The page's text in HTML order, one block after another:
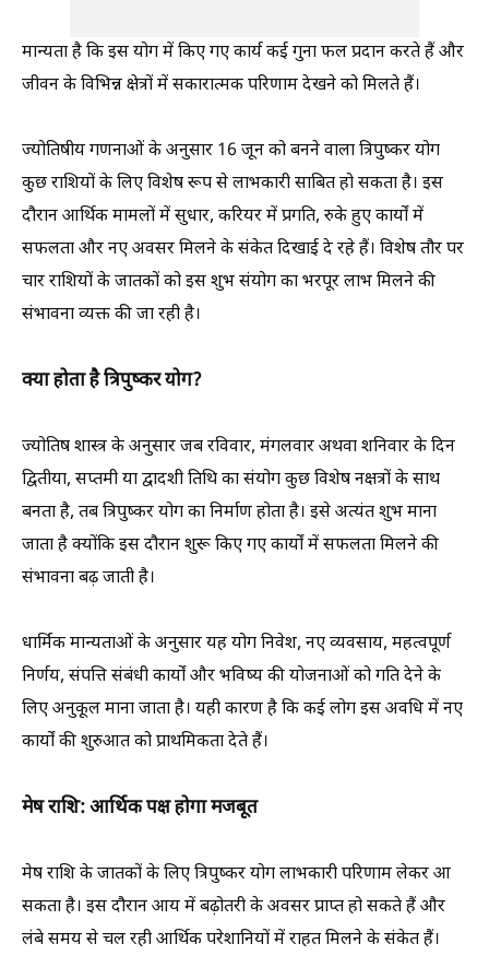
मान्यता है कि इस योग में किए गए कार्य कई गुना फल प्रदान करते हैं और
जीवन के विभिन्न क्षेत्रों में सकारात्मक परिणाम देखने को मिलते हैं।
ज्योतिषीय गणनाओं के अनुसार 16 जून को बनने वाला त्रिपुष्कर योग
कुछ राशियों के लिए विशेष रूप से लाभकारी साबित हो सकता है। इस
दौरान आर्थिक मामलों में सुधार, करियर में प्रगति, रुके हुए कार्यों में
सफलता और नए अवसर मिलने के संकेत दिखाई दे रहे हैं। विशेष तौर पर
चार राशियों के जातकों को इस शुभ संयोग का भरपूर लाभ मिलने की
संभावना व्यक्त की जा रही है।
क्या होता है त्रिपुष्कर योग?
ज्योतिष शास्त्र के अनुसार जब रविवार, मंगलवार अथवा शनिवार के दिन
द्वितीया, सप्तमी या द्वादशी तिथि का संयोग कुछ विशेष नक्षत्रों के साथ
बनता है, तब त्रिपुष्कर योग का निर्माण होता है। इसे अत्यंत शुभ माना
जाता है क्योंकि इस दौरान शुरू किए गए कार्यों में सफलता मिलने की
संभावना बढ़ जाती है।
धार्मिक मान्यताओं के अनुसार यह योग निवेश, नए व्यवसाय, महत्वपूर्ण
निर्णय, संपत्ति संबंधी कार्यों और भविष्य की योजनाओं को गति देने के
लिए अनुकूल माना जाता है। यही कारण है कि कई लोग इस अवधि में नए
कार्यों की शुरुआत को प्राथमिकता देते हैं।
मेष राशि: आर्थिक पक्ष होगा मजबूत
मेष राशि के जातकों के लिए त्रिपुष्कर योग लाभकारी परिणाम लेकर आ
सकता है। इस दौरान आय में बढ़ोतरी के अवसर प्राप्त हो सकते हैं और
लंबे समय से चल रही आर्थिक परेशानियों में राहत मिलने के संकेत हैं।